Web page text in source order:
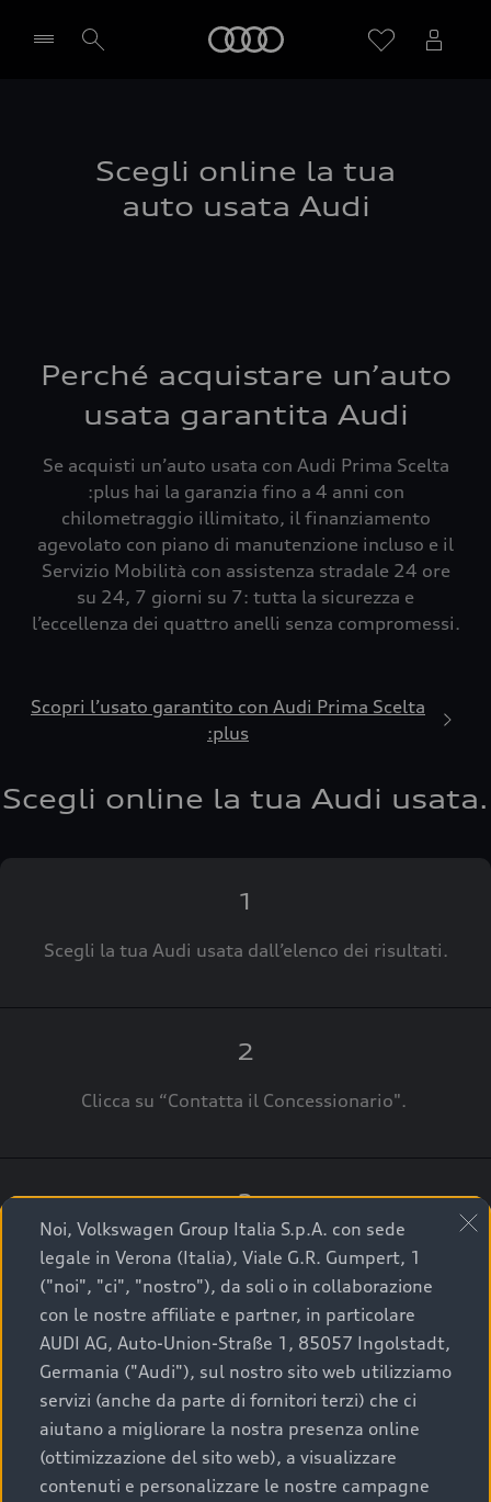
Scegli online la tua
auto usata Audi
Perché acquistare un’auto
usata garantita Audi
Se acquisti un’auto usata con Audi Prima Scelta
:plus hai la garanzia fino a 4 anni con
chilometraggio illimitato, il finanziamento
agevolato con piano di manutenzione incluso e il
Servizio Mobilità con assistenza stradale 24 ore
su 24, 7 giorni su 7: tutta la sicurezza e
l’eccellenza dei quattro anelli senza compromessi.
Scopri l’usato garantito con Audi Prima Scelta
:plus
Scegli online la tua Audi usata.
1
Scegli la tua Audi usata dall’elenco dei risultati.
2
Clicca su “Contatta il Concessionario".
3
A breve verrai ricontattato dal Customer Care
Audi Center o direttamente dal Concessionario
che ti supporterà per finalizzare la tua richiesta.
La qualità di acquistare
un’auto usata Audi
Noi, Volkswagen Group Italia S.p.A. con sede
legale in Verona (Italia), Viale G.R. Gumpert, 1
("noi", "ci", "nostro"), da soli o in collaborazione
con le nostre affiliate e partner, in particolare
AUDI AG, Auto-Union-Straße 1, 85057 Ingolstadt,
Germania ("Audi"), sul nostro sito web utilizziamo
servizi (anche da parte di fornitori terzi) che ci
aiutano a migliorare la nostra presenza online
(ottimizzazione del sito web), a visualizzare
contenuti e personalizzare le nostre campagne